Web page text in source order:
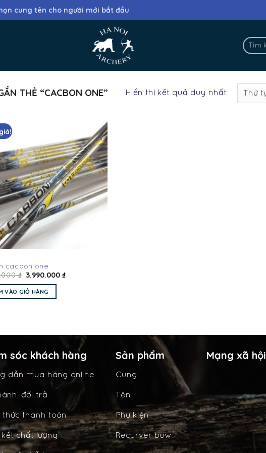
cung tên cho người mới bắt đầu
Tìm
kiếm:
THẺ “CACBON ONE” Hiển thị kết quả duy nhất
Add
to
wishlist
cacbon one
₫ 3.990.000₫
VÀO GIỎ HÀNG
sóc khách hàng
dẫn mua hàng online
đổi trả
thức thanh toán
chất lượng
Sản phẩm
Cung
Tên
Phụ kiện
Recurver bow
Mạng xã hội